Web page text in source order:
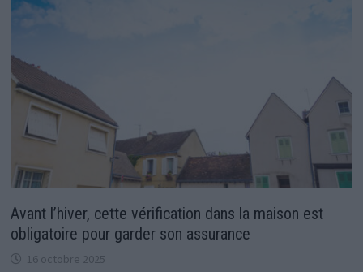
Avant l’hiver, cette vérification dans la maison est
obligatoire pour garder son assurance
16 octobre 2025